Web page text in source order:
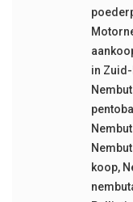
in
koop,